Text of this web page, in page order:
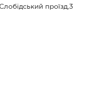
проїзд,3